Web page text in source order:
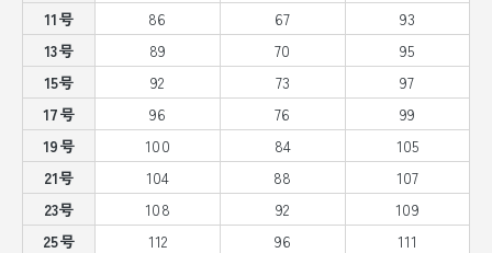
11号
86 67
93
13号
89 70
95
15号
92 73
97
17号
96 76
99
19号
100 84
105
21号
104 88
107
23号
108 92
109
25号
112 96 111